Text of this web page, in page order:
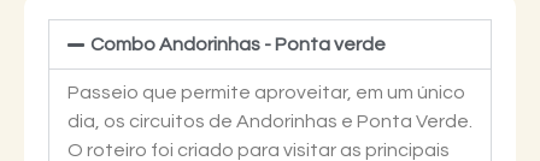
Combo Andorinhas - Ponta verde
Passeio que permite aproveitar, em um único
dia, os circuitos de Andorinhas e Ponta Verde.
O roteiro foi criado para visitar as principais